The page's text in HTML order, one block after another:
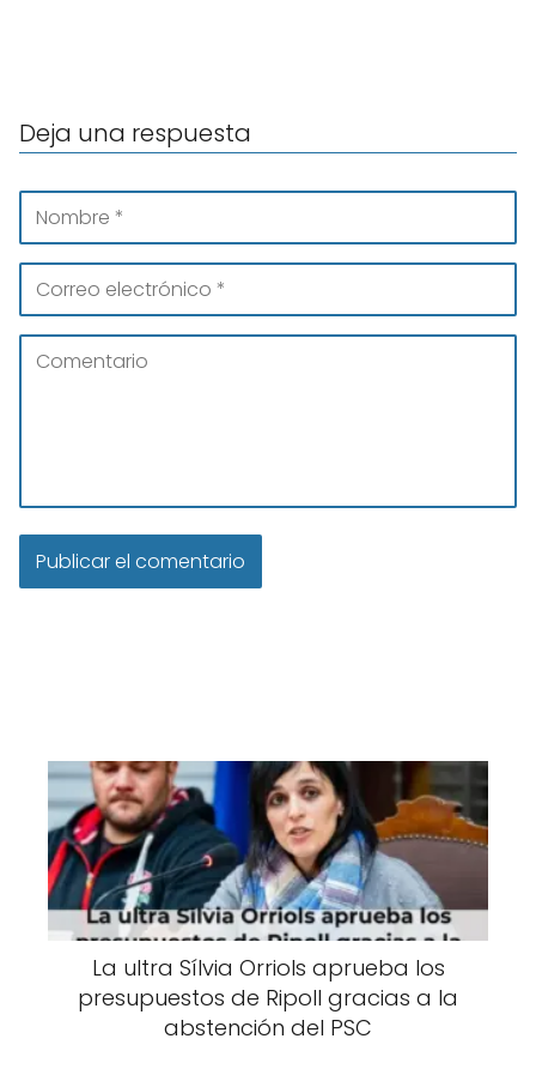
Deja una respuesta
La ultra Sílvia Orriols aprueba los
presupuestos de Ripoll gracias a la
abstención del PSC